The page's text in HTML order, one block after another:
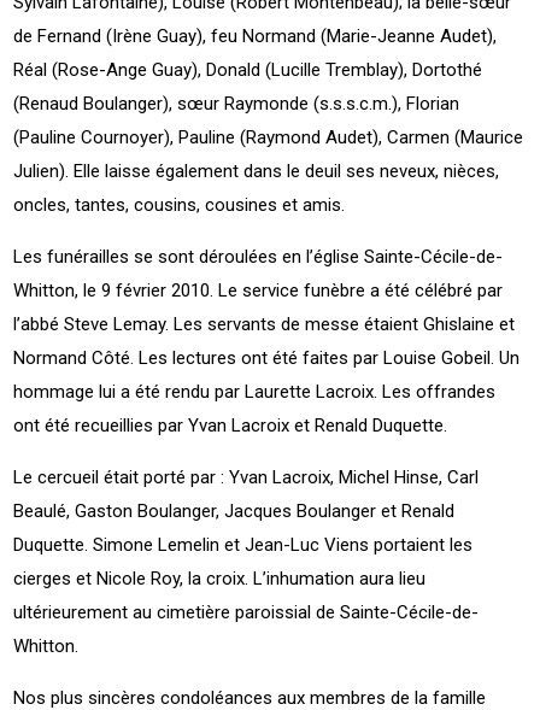
de Fernand (Irène Guay), feu Normand (Marie-Jeanne Audet),
Réal (Rose-Ange Guay), Donald (Lucille Tremblay), Dortothé
(Renaud Boulanger), sœur Raymonde (s.s.s.c.m.), Florian
(Pauline Cournoyer), Pauline (Raymond Audet), Carmen (Maurice
Julien). Elle laisse également dans le deuil ses neveux, nièces,
oncles, tantes, cousins, cousines et amis.
Les funérailles se sont déroulées en l’église Sainte-Cécile-de-
Whitton, le 9 février 2010. Le service funèbre a été célébré par
l’abbé Steve Lemay. Les servants de messe étaient Ghislaine et
Normand Côté. Les lectures ont été faites par Louise Gobeil. Un
hommage lui a été rendu par Laurette Lacroix. Les offrandes
ont été recueillies par Yvan Lacroix et Renald Duquette.
Le cercueil était porté par : Yvan Lacroix, Michel Hinse, Carl
Beaulé, Gaston Boulanger, Jacques Boulanger et Renald
Duquette. Simone Lemelin et Jean-Luc Viens portaient les
cierges et Nicole Roy, la croix. L’inhumation aura lieu
ultérieurement au cimetière paroissial de Sainte-Cécile-de-
Whitton.
Nos plus sincères condoléances aux membres de la famille